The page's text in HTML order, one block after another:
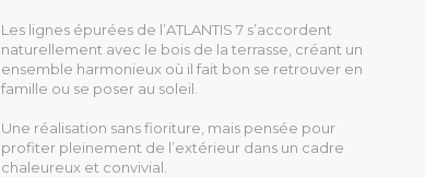
Les lignes épurées de l’ATLANTIS 7 s’accordent
naturellement avec le bois de la terrasse, créant un
ensemble harmonieux où il fait bon se retrouver en
famille ou se poser au soleil.
Une réalisation sans fioriture, mais pensée pour
profiter pleinement de l’extérieur dans un cadre
chaleureux et convivial.